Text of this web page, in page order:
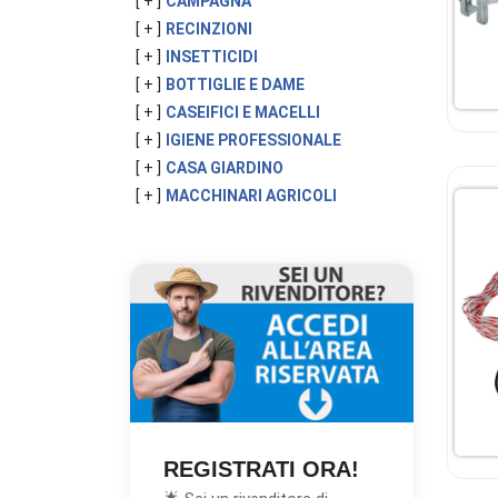
[ + ] RECINZIONI
[ + ]
INSETTICIDI
[ + ] BOTTIGLIE E DAME
[ + ] CASEIFICI E MACELLI
[ + ]
IGIENE PROFESSIONALE
[ + ] CASA GIARDINO
[ + ] MACCHINARI AGRICOLI
REGISTRATI ORA!